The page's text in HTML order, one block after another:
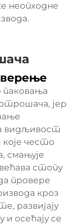
неопходне
јер
видљивост
често
смањује
стопу
провере
кроз
развијају
осећају се